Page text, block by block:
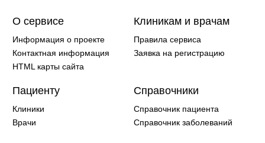
О сервисе
Информация о проекте
Контактная информация
HTML карты сайта
Клиникам и врачам
Правила сервиса
Заявка на регистрацию
Пациенту
Клиники
Врачи
Справочники
Справочник пациента
Справочник заболеваний